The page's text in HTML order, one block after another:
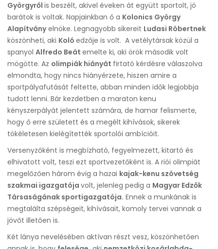
Györgyről is beszélt, akivel éveken át együtt sportolt, jó
barátok is voltak. Napjainkban ő a Kolonics György
Alapítványelnöke. Legnagyobb sikereit Ludasi Róbertnek
köszönheti, aki Koló edzője is volt. A vetélytársak közül a
spanyol Alfredo Beát emelte ki, aki örök második volt
mögötte. Az olimpiák hiányát firtató kérdésre válaszolva
elmondta, hogy nincs hiányérzete, hiszen amire a
sportpályafutását feltette, abban minden idők legjobbja
tudott lenni. Bár kezdetben a maraton kenu
kényszerpályát jelentett számára, de hamar felismerte,
hogy ő erre született és a megélt kihívások, sikerek
tökéletesen kielégítették sportolói ambícióit.
Versenyzőként is megbízható, fegyelmezett, kitartó és
elhivatott volt, teszi ezt sportvezetőként is. A riói olimpiát
megelőzően három évig a hazai kajak-kenu szövetség
szakmai igazgatója volt, jelenleg pedig a Magyar Edzők
Társaságának sportigazgatója. Ennek a munkának is
megtalálta szépségeit, kihívásait, komoly tervei vannak a
jövőt illetően is.
Két lánya nevelésében aktívan részt vesz, köszönhetően